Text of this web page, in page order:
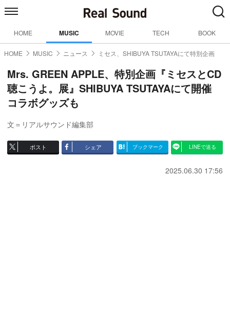
HOME MUSIC MOVIE TECH BOOK
HOME MUSIC ニュース ミセス、SHIBUYA TSUTAYAにて特別企画
Mrs. GREEN APPLE、特別企画『ミセスとCD
聴こうよ。展』SHIBUYA TSUTAYAにて開催
コラボグッズも
文＝リアルサウンド編集部
ポスト シェア ブックマーク LINEで送る
2025.06.30 17:56